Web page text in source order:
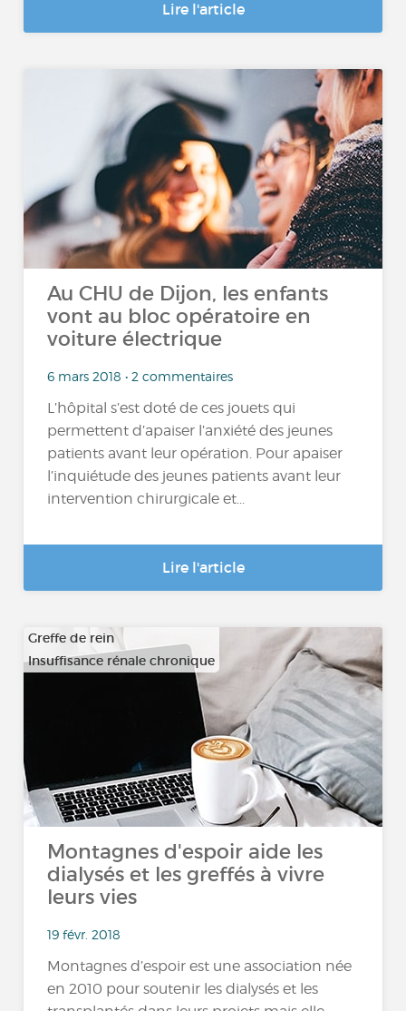
Lire l'article
Au CHU de Dijon, les enfants
vont au bloc opératoire en
voiture électrique
6 mars 2018 • 2 commentaires
L’hôpital s’est doté de ces jouets qui
permettent d’apaiser l’anxiété des jeunes
patients avant leur opération. Pour apaiser
l’inquiétude des jeunes patients avant leur
intervention chirurgicale et...
Lire l'article
Greffe de rein
Insuffisance rénale chronique
Montagnes d'espoir aide les
dialysés et les greffés à vivre
leurs vies
19 févr. 2018
Montagnes d’espoir est une association née
en 2010 pour soutenir les dialysés et les